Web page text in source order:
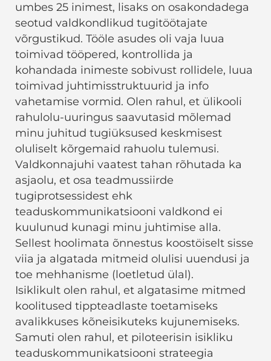
umbes 25 inimest, lisaks on osakondadega
seotud valdkondlikud tugitöötajate
võrgustikud. Tööle asudes oli vaja luua
toimivad tööpered, kontrollida ja
kohandada inimeste sobivust rollidele, luua
toimivad juhtimisstruktuurid ja info
vahetamise vormid. Olen rahul, et ülikooli
rahulolu-uuringus saavutasid mõlemad
minu juhitud tugiüksused keskmisest
oluliselt kõrgemaid rahuolu tulemusi.
Valdkonnajuhi vaatest tahan rõhutada ka
asjaolu, et osa teadmussiirde
tugiprotsessidest ehk
teaduskommunikatsiooni valdkond ei
kuulunud kunagi minu juhtimise alla.
Sellest hoolimata õnnestus koostöiselt sisse
viia ja algatada mitmeid olulisi uuendusi ja
toe mehhanisme (loetletud ülal).
Isiklikult olen rahul, et algatasime mitmed
koolitused tippteadlaste toetamiseks
avalikkuses kõneisikuteks kujunemiseks.
Samuti olen rahul, et piloteerisin isikliku
teaduskommunikatsiooni strateegia